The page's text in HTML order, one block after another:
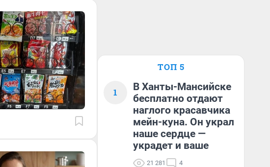
ТОП 5
1
В Ханты-Мансийске
бесплатно отдают
наглого красавчика
мейн-куна. Он украл
наше сердце —
украдет и ваше
21 281 4